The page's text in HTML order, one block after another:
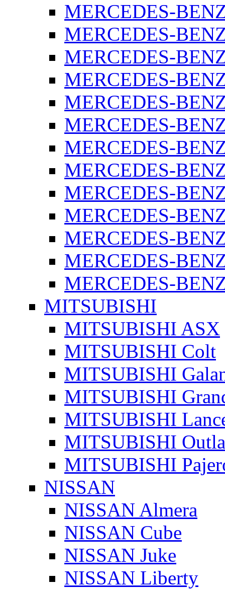
MERCEDES-
MERCEDES-
MERCEDES-
MERCEDES-
MERCEDES-
MERCEDES-
MERCEDES-
MERCEDES-
MERCEDES-
MERCEDES-
MERCEDES-
MERCEDES-
MERCEDES-
MITSUBISHI
MITSUBISHI ASX
MITSUBISHI Colt
MITSUBISHI
MITSUBISHI
MITSUBISHI
MITSUBISHI
MITSUBISHI
NISSAN
NISSAN Almera
NISSAN Cube
NISSAN Juke
NISSAN Liberty